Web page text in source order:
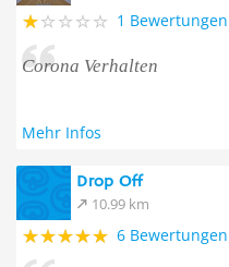
1 Bewertungen
Corona Verhalten
Mehr Infos
Drop Off
10.99 km
6 Bewertungen